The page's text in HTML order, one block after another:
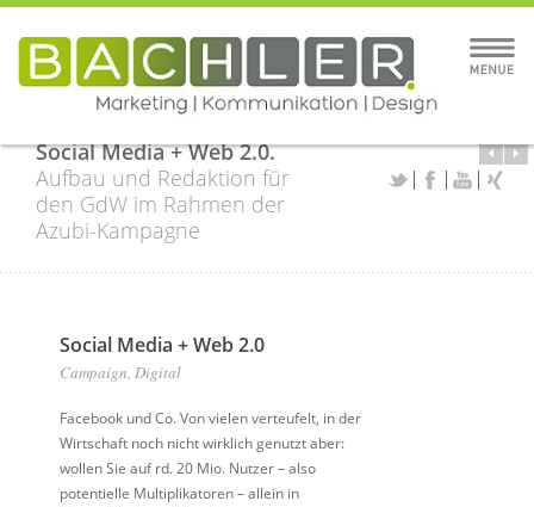
Social Media + Web 2.0.
Aufbau und Redaktion für
den GdW im Rahmen der
Azubi-Kampagne
Social Media + Web 2.0
Campaign, Digital
Facebook und Co. Von vielen verteufelt, in der
Wirtschaft noch nicht wirklich genutzt aber:
wollen Sie auf rd. 20 Mio. Nutzer – also
potentielle Multiplikatoren – allein in